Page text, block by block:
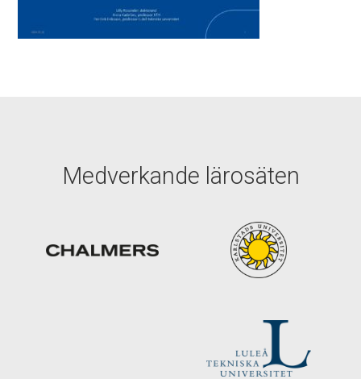
Medverkande lärosäten